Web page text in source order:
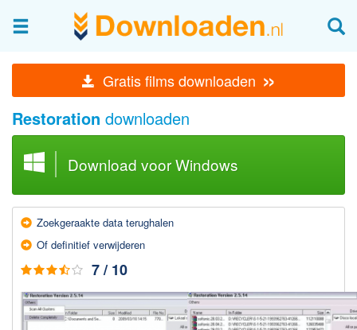
Gratis films downloaden »
Afbeeldingen & fotografie
Beheren en bekijken
Afbeelding & foto bewerken
Foto apps
Screenshots Maken
Audio & Video
Branden en Rippen
Media streamen
Mediaspeler
Restoration downloaden
Download voor Windows
Zoek­geraakte data terug­halen
Of definitief verwijderen
7 / 10